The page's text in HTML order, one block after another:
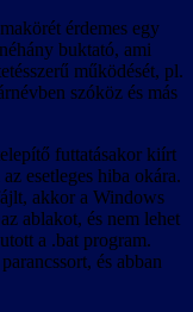
érdemes egy
buktató, ami
működését, pl.
szóköz és más
futtatásakor kiírt
esetleges hiba okára.
akkor a Windows
ablakot, és nem lehet
a .bat program.
és abban